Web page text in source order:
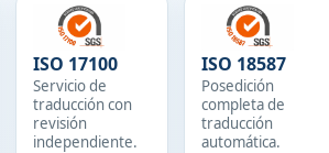
ISO 17100
Servicio de
traducción con
revisión
independiente.
ISO 18587
Posedición
completa de
traducción
automática.